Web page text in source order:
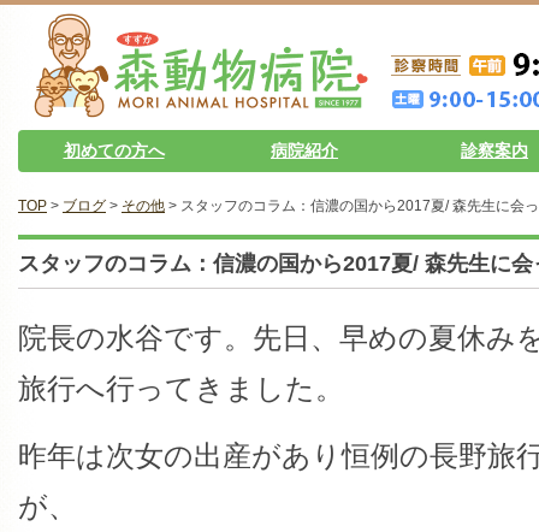
初めての方へ 病院紹介 診察案内
TOP > ブログ > その他 > スタッフのコラム：信濃の国から2017夏/ 森先生に会
スタッフのコラム：信濃の国から2017夏/ 森先生に
院長の水谷です。先日、早めの夏休み
旅行へ行ってきました。
昨年は次女の出産があり恒例の長野旅
が、